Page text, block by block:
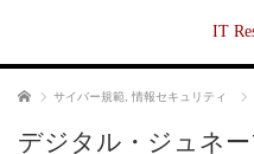
IT
ホーム サイバー規範 情報セキュリティ
デジタル・ジュネ